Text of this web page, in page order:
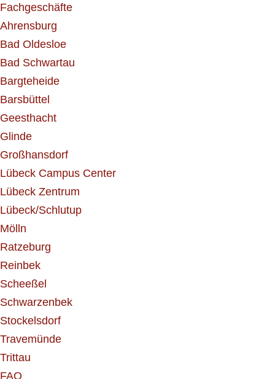
Fachgeschäfte
Ahrensburg
Bad Oldesloe
Bad Schwartau
Bargteheide
Barsbüttel
Geesthacht
Glinde
Großhansdorf
Lübeck Campus Center
Lübeck Zentrum
Lübeck/Schlutup
Mölln
Ratzeburg
Reinbek
Scheeßel
Schwarzenbek
Stockelsdorf
Travemünde
Trittau
FAQ